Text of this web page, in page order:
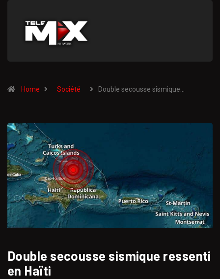
Home Société Double secousse sismique…
Double secousse sismique ressenti
en Haïti